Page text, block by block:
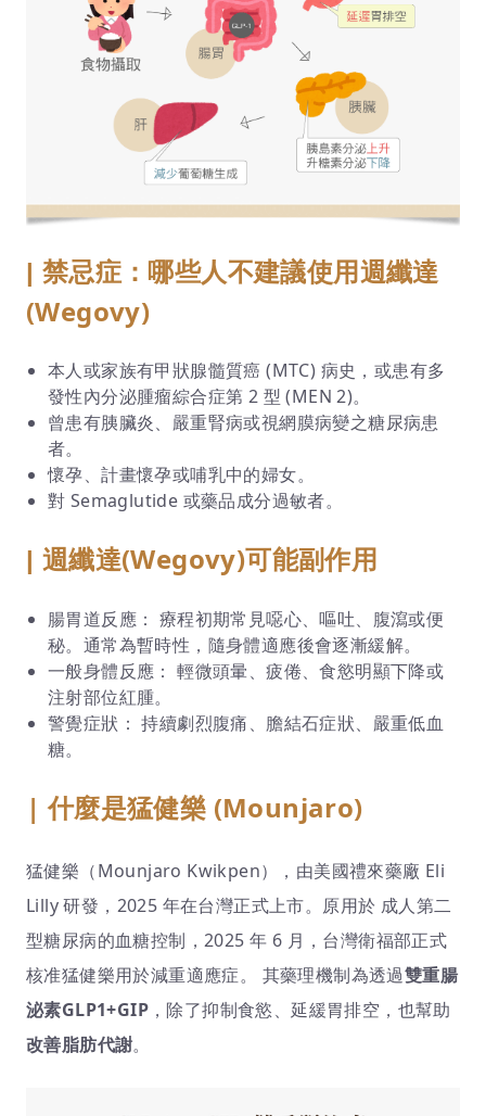
| 禁忌症：哪些人不建議使用週纖達
(Wegovy)
本人或家族有甲狀腺髓質癌 (MTC) 病史，或患有多
發性內分泌腫瘤綜合症第 2 型 (MEN 2)。
曾患有胰臟炎、嚴重腎病或視網膜病變之糖尿病患
者。
懷孕、計畫懷孕或哺乳中的婦女。
對 Semaglutide 或藥品成分過敏者。
| 週纖達(Wegovy)可能副作用
腸胃道反應： 療程初期常見噁心、嘔吐、腹瀉或便
秘。通常為暫時性，隨身體適應後會逐漸緩解。
一般身體反應： 輕微頭暈、疲倦、食慾明顯下降或
注射部位紅腫。
警覺症狀： 持續劇烈腹痛、膽結石症狀、嚴重低血
糖。
| 什麼是猛健樂 (Mounjaro)
猛健樂（Mounjaro Kwikpen），由美國禮來藥廠 Eli
Lilly 研發，2025 年在台灣正式上市。原用於 成人第二
型糖尿病的血糖控制，2025 年 6 月，台灣衛福部正式
核准猛健樂用於減重適應症。 其藥理機制為透過雙重腸
泌素GLP1+GIP ，除了抑制食慾、延緩胃排空，也幫助
改善脂肪代謝。